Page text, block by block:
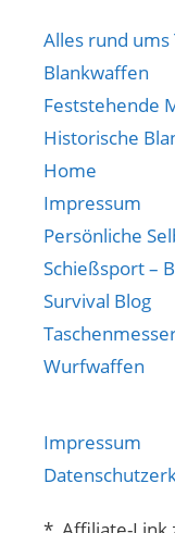
Alles rund ums
Blankwaffen
Feststehende
Historische
Home
Impressum
Persönliche
Schießsport –
Survival Blog
Wurfwaffen
Impressum